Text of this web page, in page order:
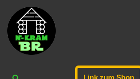
Zum
Inhalt
springen
Link zum Shop